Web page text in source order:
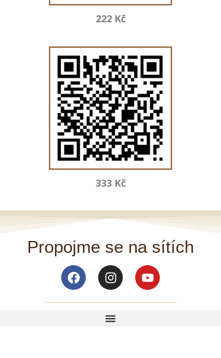
222 Kč
333 Kč
Propojme se na sítích
FacebookInstagramYoutube